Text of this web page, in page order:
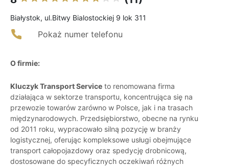
Białystok, ul.Bitwy Bialostockiej 9 lok 311
Pokaż numer telefonu
O firmie:
Kluczyk Transport Service to renomowana firma
działająca w sektorze transportu, koncentrująca się na
przewozie towarów zarówno w Polsce, jak i na trasach
międzynarodowych. Przedsiębiorstwo, obecne na rynku
od 2011 roku, wypracowało silną pozycję w branży
logistycznej, oferując kompleksowe usługi obejmujące
transport całopojazdowy oraz spedycję drobnicową,
dostosowane do specyficznych oczekiwań różnych